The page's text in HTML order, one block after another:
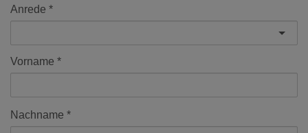
Anrede
Vorname
Nachname